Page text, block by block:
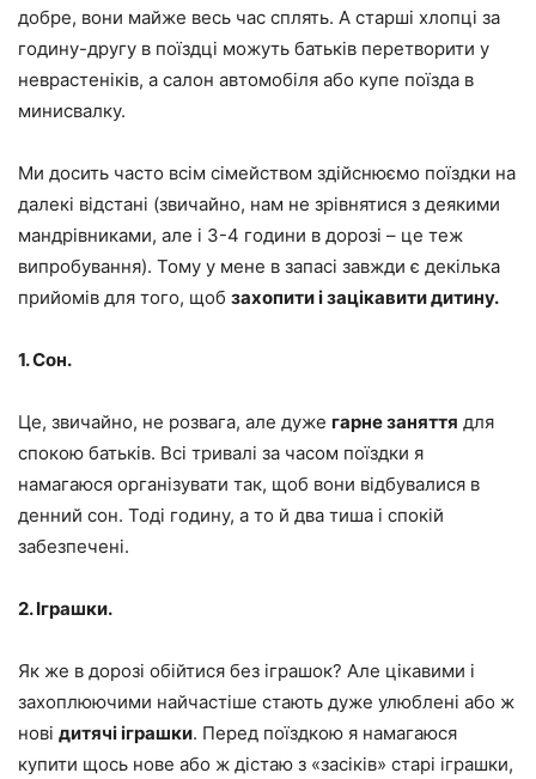
добре, вони майже весь час сплять. А старші хлопці за
годину-другу в поїздці можуть батьків перетворити у
неврастеніків, а салон автомобіля або купе поїзда в
минисвалку.
Ми досить часто всім сімейством здійснюємо поїздки на
далекі відстані (звичайно, нам не зрівнятися з деякими
мандрівниками, але і 3-4 години в дорозі – це теж
випробування). Тому у мене в запасі завжди є декілька
прийомів для того, щоб захопити і зацікавити дитину.
1. Сон.
Це, звичайно, не розвага, але дуже гарне заняття для
спокою батьків. Всі тривалі за часом поїздки я
намагаюся організувати так, щоб вони відбувалися в
денний сон. Тоді годину, а то й два тиша і спокій
забезпечені.
2. Іграшки.
Як же в дорозі обійтися без іграшок? Але цікавими і
захоплюючими найчастіше стають дуже улюблені або ж
нові дитячі іграшки. Перед поїздкою я намагаюся
купити щось нове або ж дістаю з «засіків» старі іграшки,